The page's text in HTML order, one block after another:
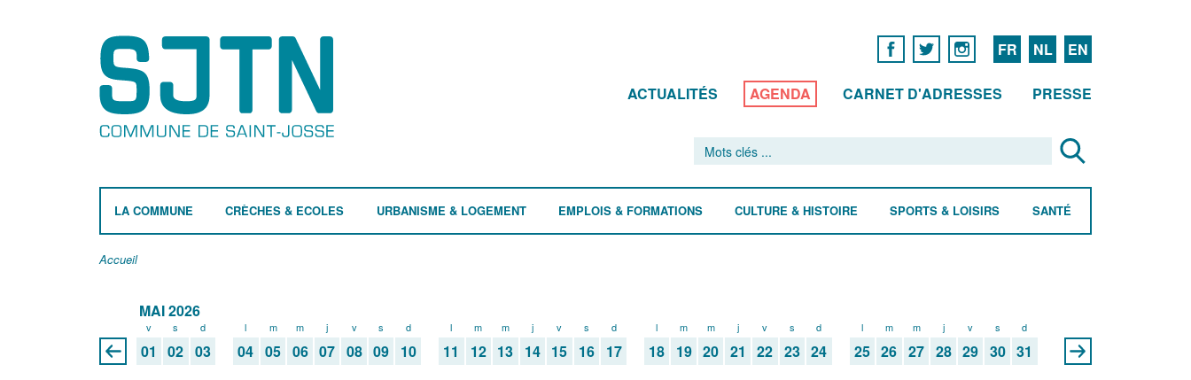
FR NL EN
ACTUALITÉS AGENDA CARNET D'ADRESSES PRESSE
LA COMMUNE CRÈCHES & ECOLES URBANISME & LOGEMENT EMPLOIS & FORMATIONS CULTURE & HISTOIRE SPORTS & LOISIRS SANTÉ
Accueil
MAI 2026
v
01
s
02
d
03
l
04
m
05
m
06
j
07
v
08
s
09
d
10
l
11
m
12
m
13
j
14
v
15
s
16
d
17
l
18
m
19
m
20
j
21
v
22
s
23
d
24
l
25
m
26
m
27
j
28
v
29
s
30
d
31